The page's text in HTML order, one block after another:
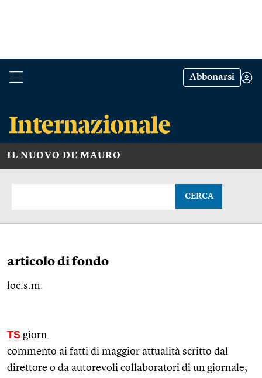
Abbonarsi
IL NUOVO DE MAURO
CERCA
articolo di fondo
loc.s.m.
TS giorn.
commento ai fatti di maggior attualità scritto dal
direttore o da autorevoli collaboratori di un giornale,